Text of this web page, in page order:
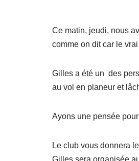
Ce matin, jeudi, nous
comme on dit car le
Gilles a été un des
au vol en planeur et
Ayons une pensée
Le club vous donnera
Gilles sera organisée